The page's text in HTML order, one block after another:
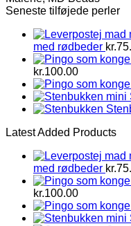
Seneste tilføjede perler
med rødbeder kr.
kr.100.00
Latest Added Products
med rødbeder kr.
kr.100.00